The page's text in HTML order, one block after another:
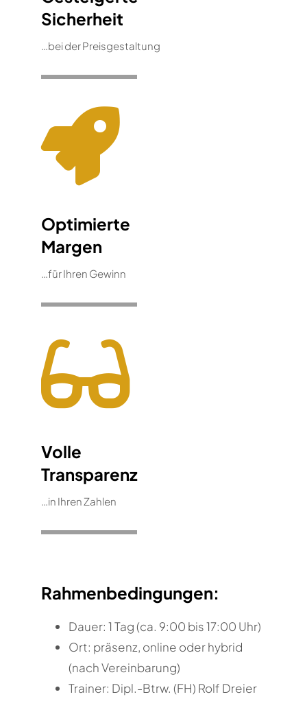
Sicherheit
…bei der Preisgestaltung
Optimierte
Margen
…für Ihren Gewinn
Volle
Transparenz
…in Ihren Zahlen
Rahmenbedingungen:
Dauer: 1 Tag (ca. 9:00 bis 17:00 Uhr)
Ort: präsenz, online oder hybrid
(nach Vereinbarung)
Trainer: Dipl.-Btrw. (FH) Rolf Dreier